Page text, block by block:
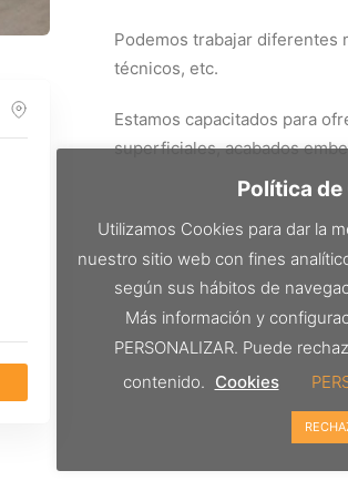
Podemos trabajar diferentes
técnicos, etc.
Estamos capacitados para
superficiales, acabados
Política
Utilizamos Cookies para dar la
nuestro sitio web con fines
según sus hábitos de
Más información y
PERSONALIZAR. Puede
contenido. Cookies